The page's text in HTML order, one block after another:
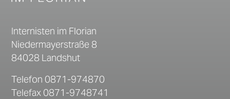
Internisten im Florian
Niedermayerstraße 8
84028 Landshut
Telefon 0871-974870
Telefax 0871-9748741